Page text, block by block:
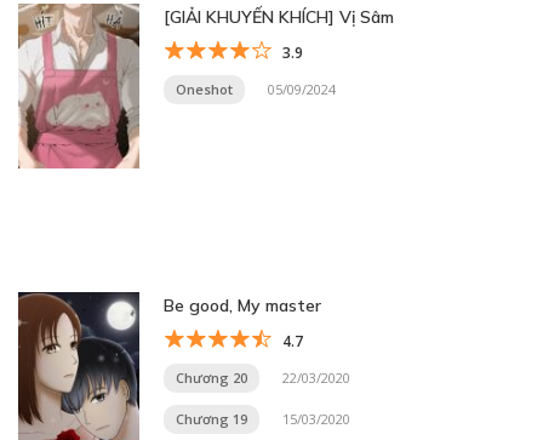
[GIẢI KHUYẾN KHÍCH] Vị Sâm
3.9
Oneshot 05/09/2024
Be good, My master
4.7
Chương 20 22/03/2020
Chương 19 15/03/2020